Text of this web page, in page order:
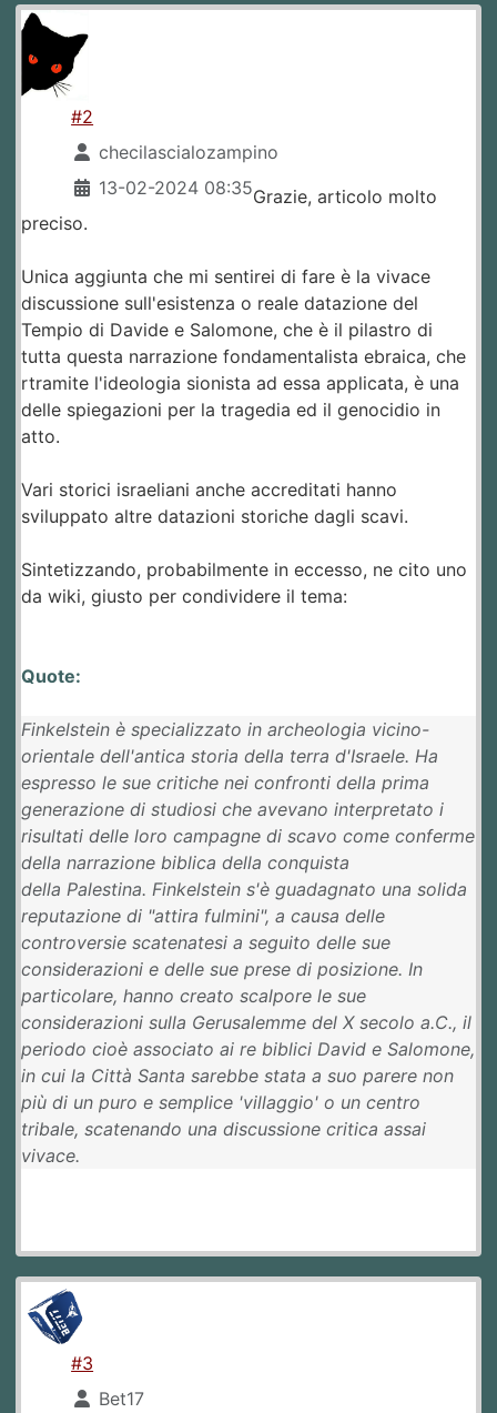
#2
checilascialozampino
13-02-2024 08:35Grazie, articolo molto
preciso.
Unica aggiunta che mi sentirei di fare è la vivace
discussione sull'esistenza o reale datazione del
Tempio di Davide e Salomone, che è il pilastro di
tutta questa narrazione fondamentalista ebraica, che
rtramite l'ideologia sionista ad essa applicata, è una
delle spiegazioni per la tragedia ed il genocidio in
atto.
Vari storici israeliani anche accreditati hanno
sviluppato altre datazioni storiche dagli scavi.
Sintetizzando, probabilmente in eccesso, ne cito uno
da wiki, giusto per condividere il tema:
Quote:
Finkelstein è specializzato in archeologia vicino-
orientale dell'antica storia della terra d'Israele. Ha
espresso le sue critiche nei confronti della prima
generazione di studiosi che avevano interpretato i
risultati delle loro campagne di scavo come conferme
della narrazione biblica della conquista
della Palestina. Finkelstein s'è guadagnato una solida
reputazione di "attira fulmini", a causa delle
controversie scatenatesi a seguito delle sue
considerazioni e delle sue prese di posizione. In
particolare, hanno creato scalpore le sue
considerazioni sulla Gerusalemme del X secolo a.C., il
periodo cioè associato ai re biblici David e Salomone,
in cui la Città Santa sarebbe stata a suo parere non
più di un puro e semplice 'villaggio' o un centro
tribale, scatenando una discussione critica assai
vivace.
#3
Bet17